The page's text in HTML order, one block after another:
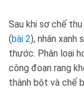
Sau khi sơ chế
(bài 2), nhân xanh
thước. Phân loại
công đoạn rang
thành bột và chế